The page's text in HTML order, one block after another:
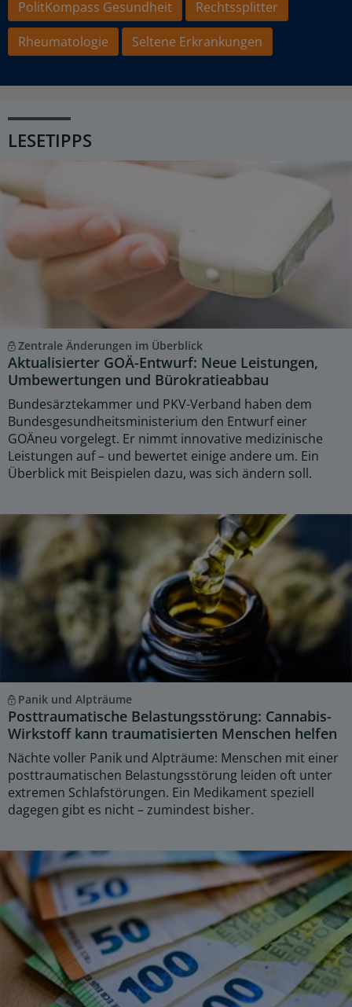
PolitKompass Gesundheit
Rechtssplitter
Rheumatologie
Seltene Erkrankungen
LESETIPPS
Zentrale Änderungen im Überblick
Aktualisierter GOÄ-Entwurf: Neue Leistungen,
Umbewertungen und Bürokratieabbau
Bundesärztekammer und PKV-Verband haben dem
Bundesgesundheitsministerium den Entwurf einer
GOÄneu vorgelegt. Er nimmt innovative medizinische
Leistungen auf – und bewertet einige andere um. Ein
Überblick mit Beispielen dazu, was sich ändern soll.
Panik und Alpträume
Posttraumatische Belastungsstörung: Cannabis-
Wirkstoff kann traumatisierten Menschen helfen
Nächte voller Panik und Alpträume: Menschen mit einer
posttraumatischen Belastungsstörung leiden oft unter
extremen Schlafstörungen. Ein Medikament speziell
dagegen gibt es nicht – zumindest bisher.